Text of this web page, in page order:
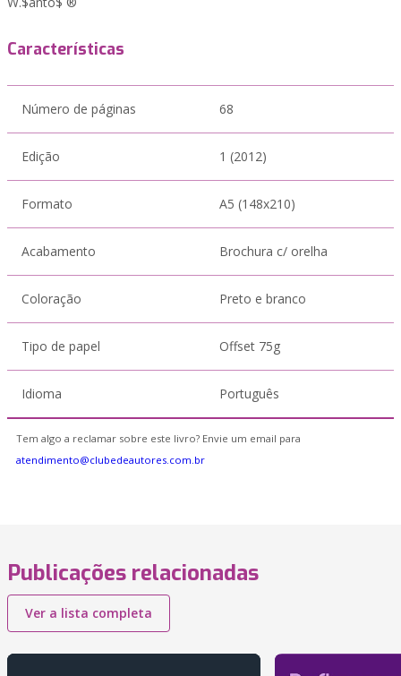
Características
Número de páginas 68
Edição 1 (2012)
Formato A5 (148x210)
Acabamento Brochura c/ orelha
Coloração Preto e branco
Tipo de papel Offset 75g
Idioma Português
Tem algo a reclamar sobre este livro? Envie um email para
atendimento@clubedeautores.com.br
Publicações relacionadas
Ver a lista completa